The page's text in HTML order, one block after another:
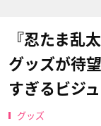
『忍たま乱
グッズが待
すぎるビジ
グッズ